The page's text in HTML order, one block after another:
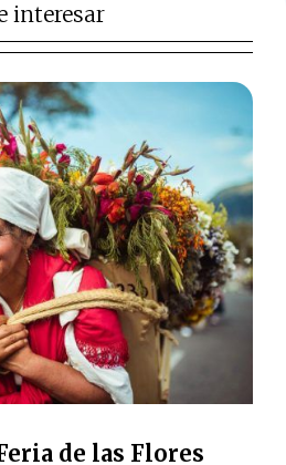
interesar
de las Flores